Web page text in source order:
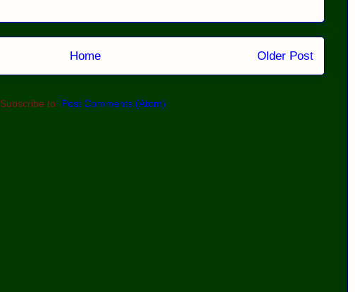
Older Post
Home
Subscribe to: Post Comments (Atom)